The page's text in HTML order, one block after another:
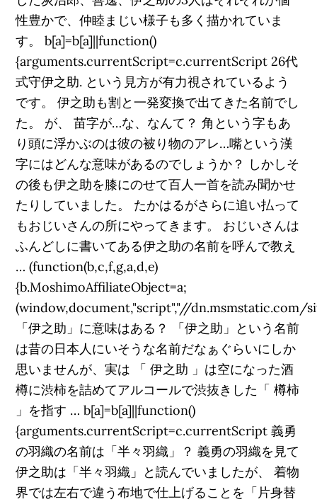
性豊かで、仲睦まじい様子も多く描かれていま
す。 b[a]=b[a]||function()
{arguments.currentScript=c.currentScript 26代
式守伊之助. という見方が有力視されているよう
です。 伊之助も割と一発変換で出てきた名前でし
た。 が、 苗字が…な、なんて？ 角という字もあ
り頭に浮かぶのは彼の被り物のアレ…嘴という漢
字にはどんな意味があるのでしょうか？ しかしそ
の後も伊之助を膝にのせて百人一首を読み聞かせ
たりしていました。 たかはるがさらに追い払って
もおじいさんの所にやってきます。 おじいさんは
ふんどしに書いてある伊之助の名前を呼んで教え
… (function(b,c,f,g,a,d,e)
{b.MoshimoAffiliateObject=a;
(window,document,"script","//dn.msmstatic.com/
「伊之助」に意味はある？ 「伊之助」という名前
は昔の日本人にいそうな名前だなぁぐらいにしか
思いませんが、実は 「 伊之助 」は空になった酒
樽に渋柿を詰めてアルコールで渋抜きした「 樽柿
」を指す … b[a]=b[a]||function()
{arguments.currentScript=c.currentScript 義勇
の羽織の名前は「半々羽織」？ 義勇の羽織を見て
伊之助は「半々羽織」と読んでいましたが、 着物
界では左右で違う布地で仕上げることを「片身替